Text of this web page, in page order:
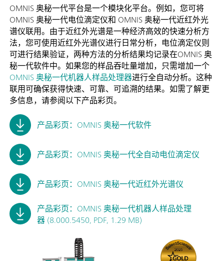
OMNIS 奥秘一代平台是一个模块化平台。例如，您可将
OMNIS 奥秘一代电位滴定仪和 OMNIS 奥秘一代近红外光
谱仪联用。由于近红外光谱是一种经济高效的快速分析方
法，您可使用近红外光谱仪进行日常分析，电位滴定仪则
可进行结果验证，两种方法的分析结果均记录在OMNIS 奥
秘一代软件中。如果您的样品吞吐量增加，只需增加一个
OMNIS 奥秘一代机器人样品处理器进行全自动分析。这种
联用可确保获得快速、可靠、可追溯的结果。如需了解更
多信息，请参阅以下产品彩页。
产品彩页：OMNIS 奥秘一代软件
产品彩页：OMNIS 奥秘一代全自动电位滴定仪
产品彩页：OMNIS 奥秘一代近红外光谱仪
产品彩页：OMNIS 奥秘一代机器人样品处理
器 (8.000.5450, PDF, 1.29 MB)